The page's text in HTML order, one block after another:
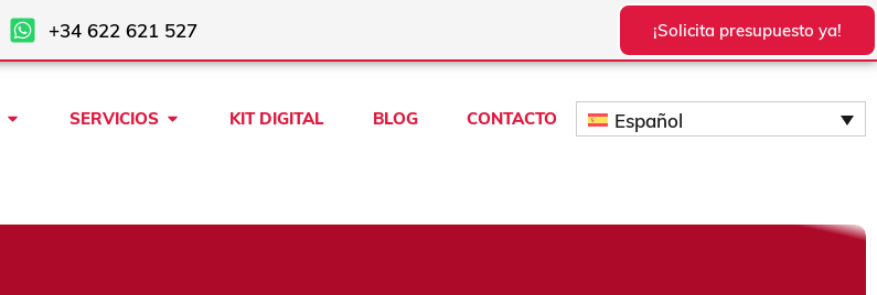
+34 622 621 527 ¡Solicita presupuesto ya!
Open SOBRE NOSOTROS
SERVICIOS Open SERVICIOS
KIT DIGITAL BLOG CONTACTO Español